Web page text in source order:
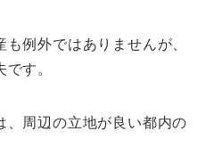
例外ではありませんが、
す。
、周辺の立地が良い都内の